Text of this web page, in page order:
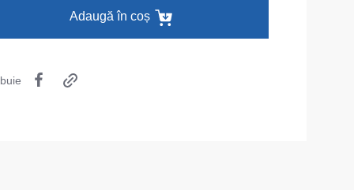
Pantaloni scurți pentru lucru
Adaugă în coș